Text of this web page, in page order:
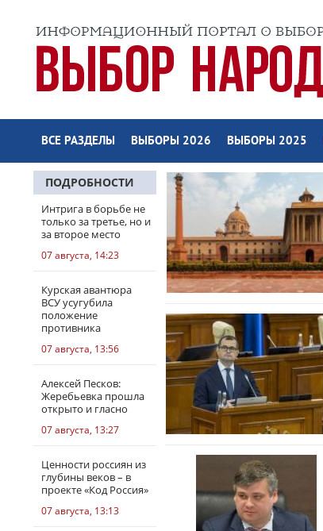
ВСЕ РАЗДЕЛЫ ВЫБОРЫ 2026 ВЫБОРЫ 2025
ПОДРОБНОСТИ
Интрига в борьбе не
только за третье, но и
за второе место
07 августа, 14:23
Курская авантюра
ВСУ усугубила
положение
противника
07 августа, 13:56
Алексей Песков:
Жеребьевка прошла
открыто и гласно
07 августа, 13:27
Ценности россиян из
глубины веков – в
проекте «Код Россия»
07 августа, 13:13